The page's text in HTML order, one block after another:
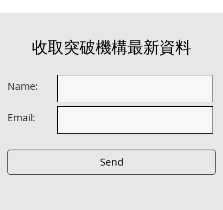
收取突破機構最新資料
Name:
Email: